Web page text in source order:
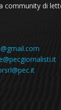
community di